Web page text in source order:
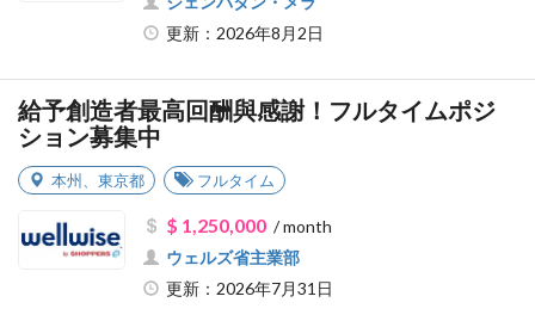
更新：2026年8月2日
給予創造者最高回酬與感謝！フルタイムポジ
ション募集中
本州 東京都 フルタイム
$ 1,250,000/ month
ウェルズ省主業部
更新：2026年7月31日